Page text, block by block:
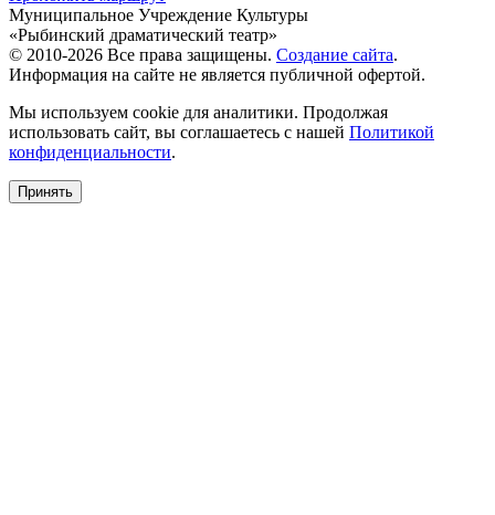
Муниципальное Учреждение Культуры
«Рыбинский драматический театр»
© 2010-2026 Все права защищены. Создание сайта.
Информация на сайте не является публичной офертой.
Мы используем cookie для аналитики. Продолжая
использовать сайт, вы соглашаетесь с нашей Политикой
конфиденциальности.
Принять